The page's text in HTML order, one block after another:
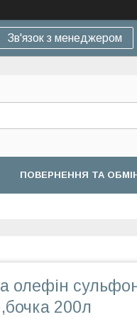
Зв'язок з менеджером
ПОВЕРНЕННЯ ТА
олефін
200л